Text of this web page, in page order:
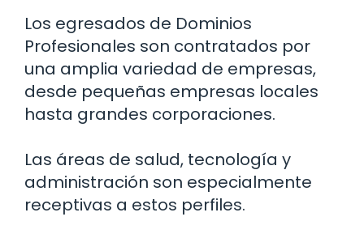
Los egresados de Dominios
Profesionales son contratados por
una amplia variedad de empresas,
desde pequeñas empresas locales
hasta grandes corporaciones.
Las áreas de salud, tecnología y
administración son especialmente
receptivas a estos perfiles.